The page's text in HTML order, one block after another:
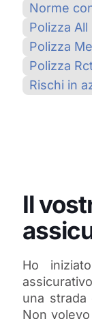
Norme
Polizza All
Polizza
Polizza
Rischi in
Il
Ho
una strada
Non